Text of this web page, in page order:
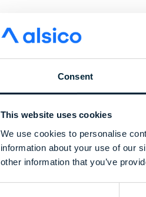
Consent
This website uses cookies
We use cookies to personalise
information about your use of our
other information that you’ve